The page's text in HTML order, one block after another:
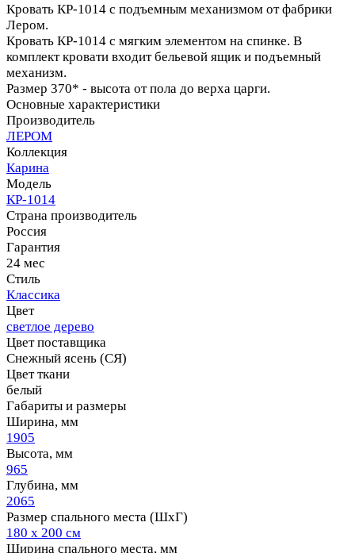
Кровать КР-1014 с подъемным механизмом от фабрики
Лером.
Кровать КР-1014 с мягким элементом на спинке. В
комплект кровати входит бельевой ящик и подъемный
механизм.
Размер 370* - высота от пола до верха царги.
Основные характеристики
Производитель
ЛЕРОМ
Коллекция
Карина
Модель
КР-1014
Страна производитель
Россия
Гарантия
24 мес
Стиль
Классика
Цвет
светлое дерево
Цвет поставщика
Снежный ясень (СЯ)
Цвет ткани
белый
Габариты и размеры
Ширина, мм
1905
Высота, мм
965
Глубина, мм
2065
Размер спального места (ШхГ)
180 х 200 см
Ширина спального места, мм